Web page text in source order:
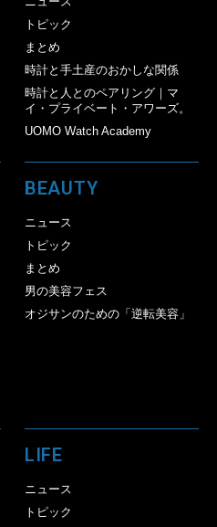
トピック
まとめ
時計と手土産のおかしな関係
時計と人とのペアリング｜マ
イ・プライベート・アワーズ。
UOMO Watch Academy
BEAUTY
ニュース
トピック
まとめ
男の美容フェス
オジサンのための「逆転美容」
LIFE
ニュース
トピック